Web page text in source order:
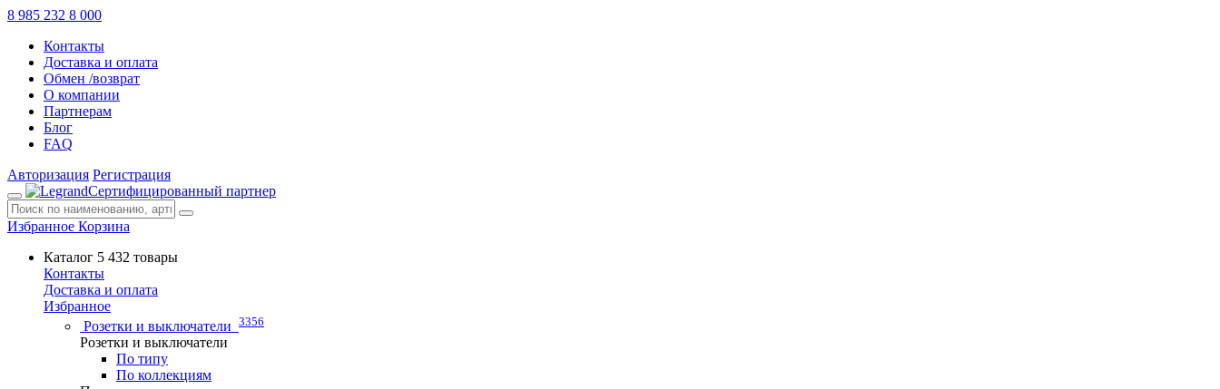
8 985 232 8 000
Контакты
Доставка и оплата
Обмен /возврат
О компании
Партнерам
Блог
FAQ
Авторизация Регистрация
Сертифицированный партнер
Избранное Корзина
Каталог 5 432 товары
Контакты
Доставка и оплата
Избранное
Розетки и выключатели 3356
Розетки и выключатели
По типу
По коллекциям